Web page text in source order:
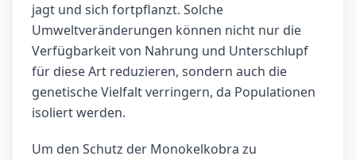
jagt und sich fortpflanzt. Solche
Umweltveränderungen können nicht nur die
Verfügbarkeit von Nahrung und Unterschlupf
für diese Art reduzieren, sondern auch die
genetische Vielfalt verringern, da Populationen
isoliert werden.
Um den Schutz der Monokelkobra zu